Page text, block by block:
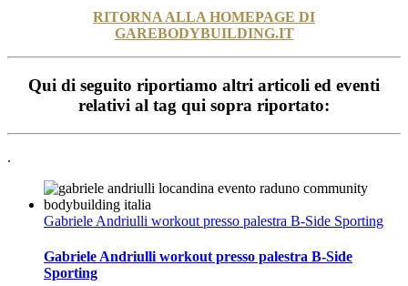
RITORNA ALLA HOMEPAGE DI
GAREBODYBUILDING.IT
Qui di seguito riportiamo altri articoli ed eventi
relativi al tag qui sopra riportato:
.
Gabriele Andriulli workout presso palestra B-Side Sporting
Gabriele Andriulli workout presso palestra B-Side
Sporting